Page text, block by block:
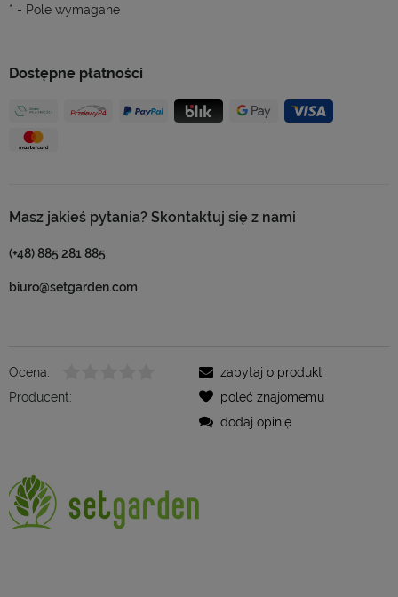
Dostępne płatności
Masz jakieś pytania? Skontaktuj się z nami
(+48) 885 281 885
biuro@setgarden.com
* - Pole wymagane
Ocena:
Producent:
zapytaj o produkt
poleć znajomemu
dodaj opinię